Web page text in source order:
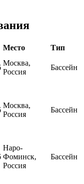
Место
Тип
Москва,
Россия
Бассейн
Москва,
Россия
Бассейн
Наро-
Фоминск,
Россия
Бассейн